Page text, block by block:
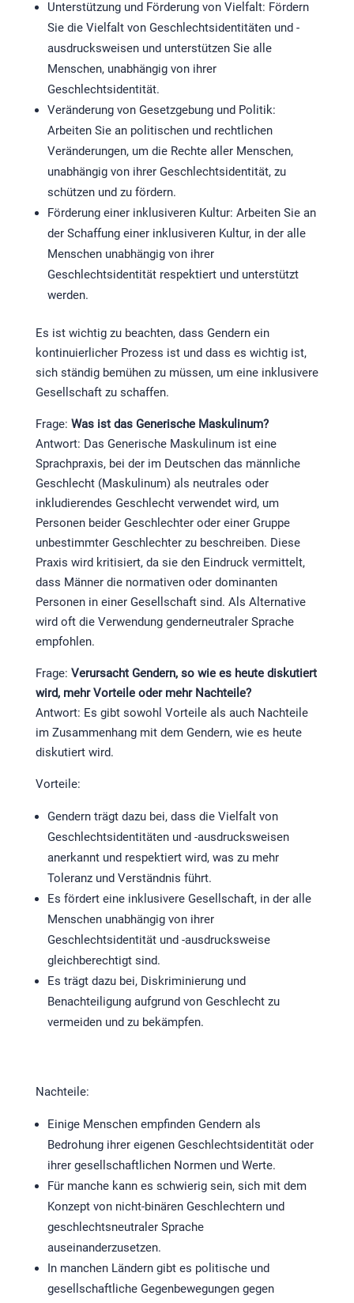
Unterstützung und Förderung von Vielfalt: Fördern
Sie die Vielfalt von Geschlechtsidentitäten und -
ausdrucksweisen und unterstützen Sie alle
Menschen, unabhängig von ihrer
Geschlechtsidentität.
Veränderung von Gesetzgebung und Politik:
Arbeiten Sie an politischen und rechtlichen
Veränderungen, um die Rechte aller Menschen,
unabhängig von ihrer Geschlechtsidentität, zu
schützen und zu fördern.
Förderung einer inklusiveren Kultur: Arbeiten Sie an
der Schaffung einer inklusiveren Kultur, in der alle
Menschen unabhängig von ihrer
Geschlechtsidentität respektiert und unterstützt
werden.
Es ist wichtig zu beachten, dass Gendern ein
kontinuierlicher Prozess ist und dass es wichtig ist,
sich ständig bemühen zu müssen, um eine inklusivere
Gesellschaft zu schaffen.
Frage: Was ist das Generische Maskulinum?
Antwort: Das Generische Maskulinum ist eine
Sprachpraxis, bei der im Deutschen das männliche
Geschlecht (Maskulinum) als neutrales oder
inkludierendes Geschlecht verwendet wird, um
Personen beider Geschlechter oder einer Gruppe
unbestimmter Geschlechter zu beschreiben. Diese
Praxis wird kritisiert, da sie den Eindruck vermittelt,
dass Männer die normativen oder dominanten
Personen in einer Gesellschaft sind. Als Alternative
wird oft die Verwendung genderneutraler Sprache
empfohlen.
Frage: Verursacht Gendern, so wie es heute diskutiert
wird, mehr Vorteile oder mehr Nachteile?
Antwort: Es gibt sowohl Vorteile als auch Nachteile
im Zusammenhang mit dem Gendern, wie es heute
diskutiert wird.
Vorteile:
Gendern trägt dazu bei, dass die Vielfalt von
Geschlechtsidentitäten und -ausdrucksweisen
anerkannt und respektiert wird, was zu mehr
Toleranz und Verständnis führt.
Es fördert eine inklusivere Gesellschaft, in der alle
Menschen unabhängig von ihrer
Geschlechtsidentität und -ausdrucksweise
gleichberechtigt sind.
Es trägt dazu bei, Diskriminierung und
Benachteiligung aufgrund von Geschlecht zu
vermeiden und zu bekämpfen.
Nachteile:
Einige Menschen empfinden Gendern als
Bedrohung ihrer eigenen Geschlechtsidentität oder
ihrer gesellschaftlichen Normen und Werte.
Für manche kann es schwierig sein, sich mit dem
Konzept von nicht-binären Geschlechtern und
geschlechtsneutraler Sprache
auseinanderzusetzen.
In manchen Ländern gibt es politische und
gesellschaftliche Gegenbewegungen gegen